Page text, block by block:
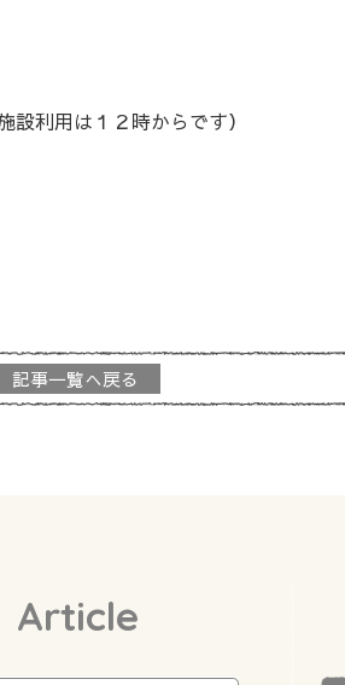
利用は１２時からです）
記事一覧へ戻る
Article